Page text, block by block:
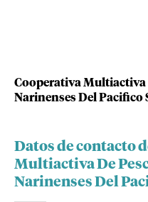
Cooperativa Multiactiva
Narinenses Del Pacifico
Datos de contacto
Multiactiva De
Narinenses Del